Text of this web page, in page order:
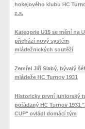
hokejového klubu HC
z.s.
Kategorie U15 se mění na
přichází nový systém
mládežnických soutěží
Zemřel Jiří Slabý, bývalý
mládeže HC Turnov 1931
Historicky první juniorský
pořádaný HC Turnov 1931
CUP" ovládl domácí tým